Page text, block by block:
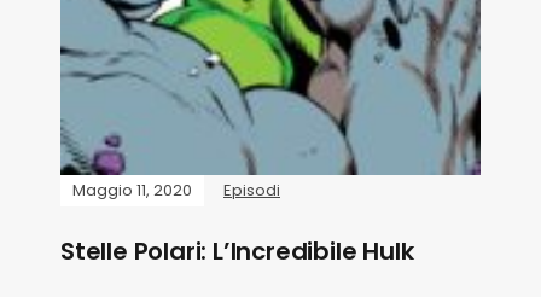
Maggio 11, 2020 Episodi
Stelle Polari: L’Incredibile Hulk